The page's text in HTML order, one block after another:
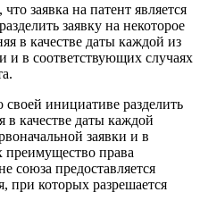
заявка на патент является
заявку на некоторое
в качестве даты каждой из
и в соответствующих случаях
инициативе разделить
в качестве даты каждой
заявки и в
преимущество права
союза предоставляется
при которых разрешается